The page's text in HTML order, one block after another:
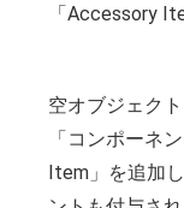
「Accessory
空オブジェク
「コンポーネ
Item」を追加